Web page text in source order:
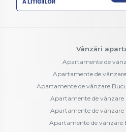
Vânzări
Apartamente de
Apartamente de
Apartamente de vânzare
Apartamente de vânzare
Apartamente de vânzare
Apartamente de vânzare